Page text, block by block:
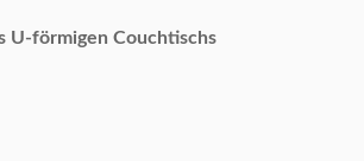
Edelstahl 201#
U-förmigen Couchtischs